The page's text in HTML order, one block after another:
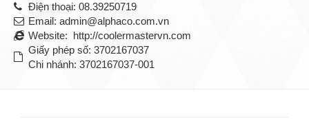
Điện thoại: 08.39250719
Email: admin@alphaco.com.vn
Website: http://coolermastervn.com
Giấy phép số: 3702167037
Chi nhánh: 3702167037-001